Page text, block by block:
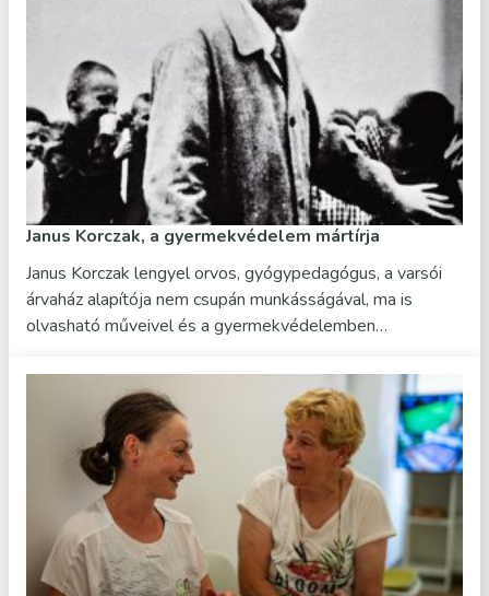
Janus Korczak, a gyermekvédelem mártírja
Janus Korczak lengyel orvos, gyógypedagógus, a varsói
árvaház alapítója nem csupán munkásságával, ma is
olvasható műveivel és a gyermekvédelemben…